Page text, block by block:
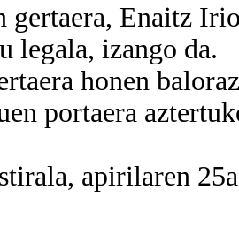
gertaera, Enaitz
legala, izango da.
honen
portaera
apirilaren